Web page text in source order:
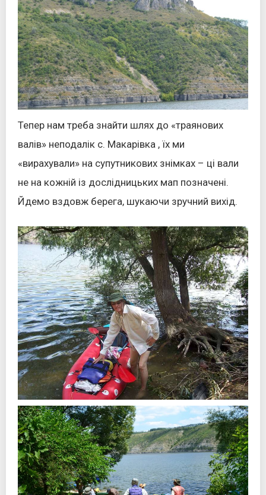
Тепер нам треба знайти шлях до «траянових
валів» неподалік с. Макарівка , їх ми
«вирахували» на супутникових знімках – ці вали
не на кожній із дослідницьких мап позначені.
Йдемо вздовж берега, шукаючи зручний вихід.